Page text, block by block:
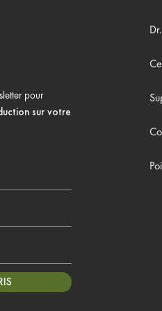
pour
sur votre